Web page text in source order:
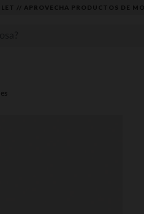
// APROVECHA PRODUCTOS DE